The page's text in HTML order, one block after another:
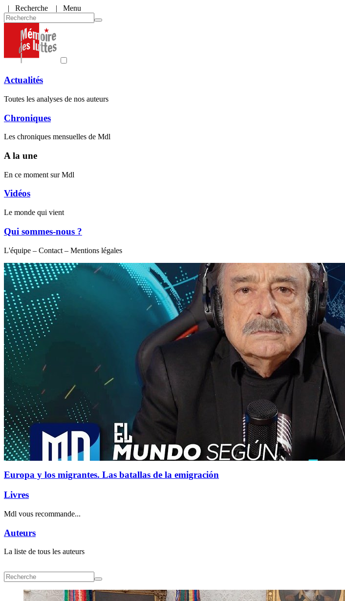
| Recherche | Menu
Actualités
Toutes les analyses de nos auteurs
Chroniques
Les chroniques mensuelles de Mdl
A la une
En ce moment sur Mdl
Vidéos
Le monde qui vient
Qui sommes-nous ?
L'équipe – Contact – Mentions légales
Europa y los migrantes. Las batallas de la emigración
Livres
Mdl vous recommande...
Auteurs
La liste de tous les auteurs